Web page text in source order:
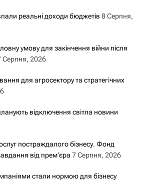
реальні доходи бюджетів 8 Серпня,
умову для закінчення війни після
Серпня, 2026
для агросектору та стратегічних
відключення світла новини
постраждалого бізнесу. Фонд
від прем’єра 7 Серпня, 2026
стали нормою для бізнесу